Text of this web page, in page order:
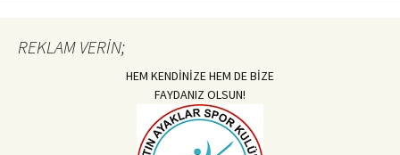
REKLAM VERİN;
HEM KENDİNİZE HEM DE BİZE
FAYDANIZ OLSUN!